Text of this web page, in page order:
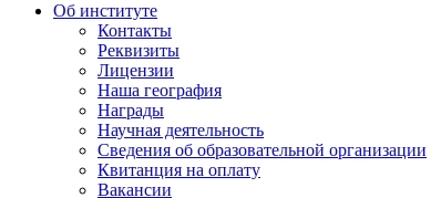
Об институте
Контакты
Реквизиты
Лицензии
Наша география
Награды
Научная деятельность
Сведения об образовательной организации
Квитанция на оплату
Вакансии